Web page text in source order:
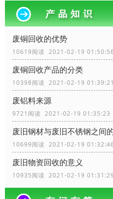
废铜回收的优势
10619阅读 2021-02-19 01:50:56
废铜回收产品的分类
10398阅读 2021-02-19 01:39:21
废铝料来源
9721阅读 2021-02-19 01:35:23
废旧钢材与废旧不锈钢之间
10699阅读 2021-02-19 01:32:46
废旧物资回收的意义
10935阅读 2021-02-19 01:31:29